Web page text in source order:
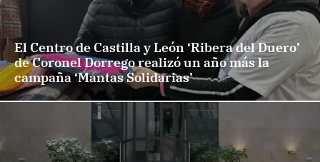
El Centro de Castilla y León ‘Ribera del Duero’
de Coronel Dorrego realizó un año más la
campaña ‘Mantas Solidarias’